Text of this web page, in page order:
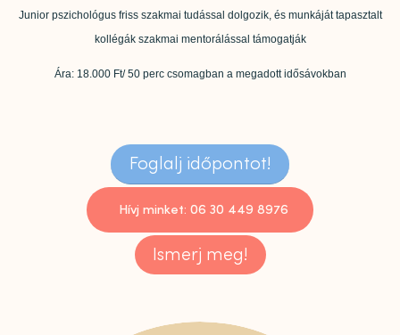
Junior pszichológus friss szakmai tudással dolgozik, és munkáját tapasztalt
kollégák szakmai mentorálással támogatják
Ára: 18.000 Ft/ 50 perc csomagban a megadott idősávokban
Foglalj időpontot!
Hívj minket: 06 30 449 8976
Ismerj meg!